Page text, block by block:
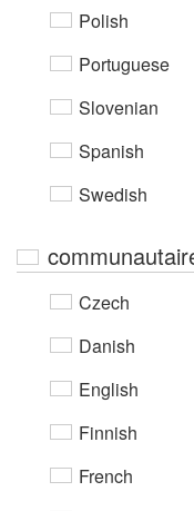
Polish
Portuguese
Slovenian
Spanish
Swedish
Czech
Danish
English
Finnish
French